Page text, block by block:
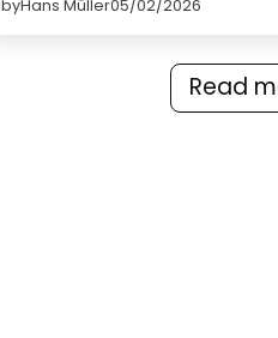
byHans Müller05/02/2026
Read